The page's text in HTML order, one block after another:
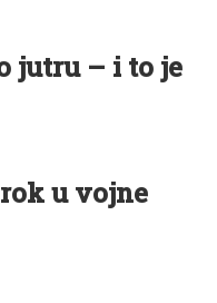
jutru – i to je
u vojne